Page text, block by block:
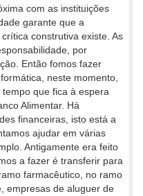
com as instituições
garante que a
construtiva existe. As
por
Então fomos fazer
neste momento,
que fica à espera
Alimentar. Há
financeiras, isto está a
ajudar em várias
Antigamente era feito
a fazer é transferir para
farmacêutico, no ramo
empresas de aluguer de